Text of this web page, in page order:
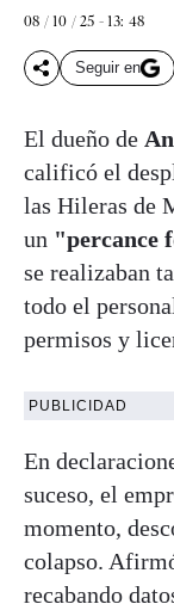
08 / 10 / 25 - 13: 48
Seguir en
El dueño de
calificó el
las Hileras de
un "percance
se realizaban
todo el
permisos y
PUBLICIDAD
En
suceso, el
momento,
colapso.
recabando